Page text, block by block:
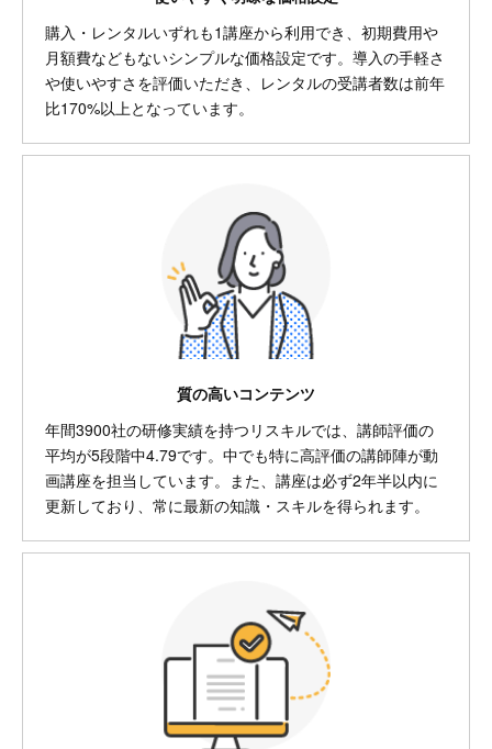
購入・レンタルいずれも1講座から利用でき、初期費用や
月額費などもないシンプルな価格設定です。導入の手軽さ
や使いやすさを評価いただき、レンタルの受講者数は前年
比170%以上となっています。
質の高いコンテンツ
年間3900社の研修実績を持つリスキルでは、講師評価の
平均が5段階中4.79です。中でも特に高評価の講師陣が動
画講座を担当しています。また、講座は必ず2年半以内に
更新しており、常に最新の知識・スキルを得られます。